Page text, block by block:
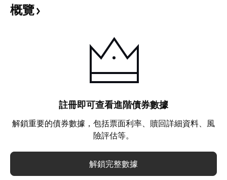
概覽
註冊即可查看進階債券數據
解鎖重要的債券數據，包括票面利率、贖回詳細資料、風
險評估等。
解鎖完整數據